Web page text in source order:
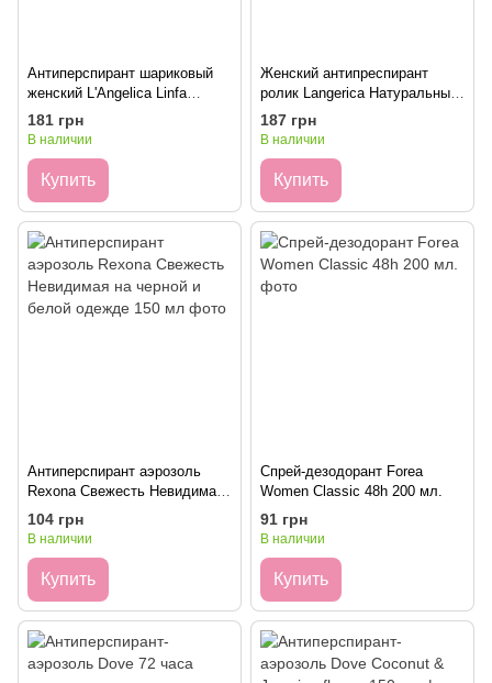
Антиперспирант шариковый
женский L'Angelica Linfa
Nature Essential 50 мл
181 грн
В наличии
Купить
Женский антипреспирант
ролик Langerica Натуральный
50мл
187 грн
В наличии
Купить
Антиперспирант аэрозоль
Rexona Свежесть Невидимая
на черной и белой одежде 150
мл
104 грн
В наличии
Купить
Cпрей-дезодорант Forea
Women Classic 48h 200 мл.
91 грн
В наличии
Купить